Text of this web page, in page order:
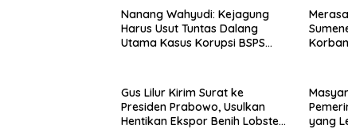
Nanang Wahyudi: Kejagung
Harus Usut Tuntas Dalang
Utama Kasus Korupsi BSPS
Gus Lilur Kirim Surat ke
Presiden Prabowo, Usulkan
Hentikan Ekspor Benih Lobster
yang